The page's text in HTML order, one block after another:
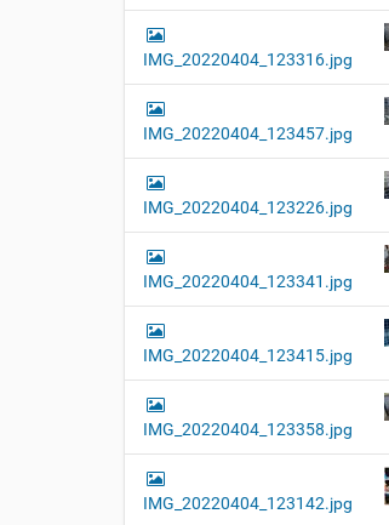
n
IMG_20220404_123316.jpg
IMG_20220404_123457.jpg
IMG_20220404_123226.jpg
IMG_20220404_123341.jpg
IMG_20220404_123415.jpg
IMG_20220404_123358.jpg
IMG_20220404_123142.jpg